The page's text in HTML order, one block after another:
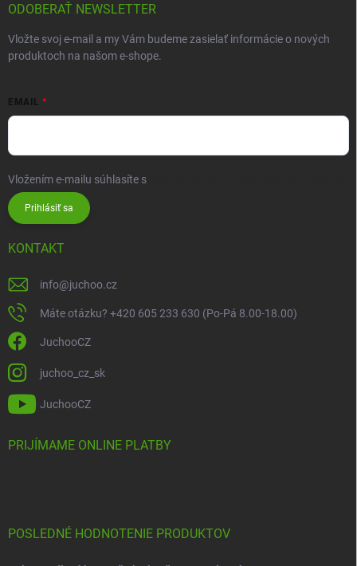
ODOBERAŤ NEWSLETTER
Vložte svoj e-mail a my Vám budeme zasielať informácie o nových
produktoch na našom e-shope.
EMAIL
Vložením e-mailu súhlasíte s
Prihlásiť sa
KONTAKT
info@juchoo.cz
Máte otázku? +420 605 233 630 (Po-Pá 8.00-18.00)
JuchooCZ
juchoo_cz_sk
JuchooCZ
PRIJÍMAME ONLINE PLATBY
POSLEDNÉ HODNOTENIE PRODUKTOV